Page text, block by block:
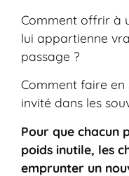
Comment offrir à
lui appartienne
passage ?
Comment faire en
invité dans les
Pour que chacun
poids inutile, les
emprunter un